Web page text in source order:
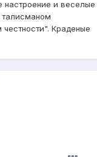
и веселые
талисманом
Краденые